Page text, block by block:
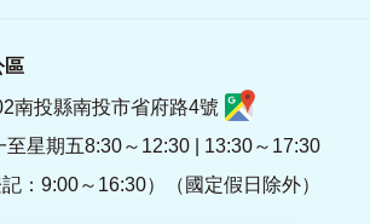
區
南投縣南投市省府路4號
至星期五8:30～12:30 | 13:30～17:30
記：9:00～16:30）（國定假日除外）